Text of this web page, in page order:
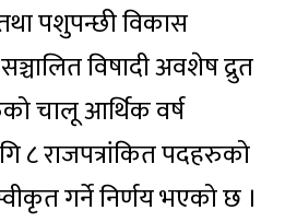
पशुपन्छी विकास
विषादी अवशेष द्रुत
चालू आर्थिक वर्ष
८ राजपत्रांकित पदहरुको
गर्ने निर्णय भएको छ ।